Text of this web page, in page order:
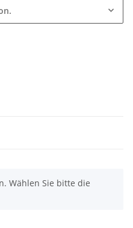
Wählen Sie bitte die